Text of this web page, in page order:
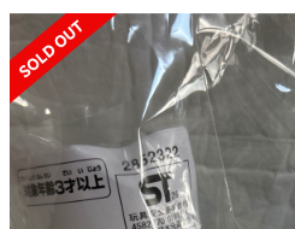
SOLD OUT